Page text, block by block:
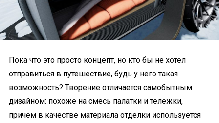
Пока что это просто концепт, но кто бы не хотел
отправиться в путешествие, будь у него такая
возможность? Творение отличается самобытным
дизайном: похоже на смесь палатки и тележки,
причём в качестве материала отделки используется